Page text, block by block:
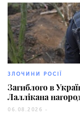
ЗЛОЧИНИ РОСІЇ
Загиблого в
Лаллікана
06.08.2026 -